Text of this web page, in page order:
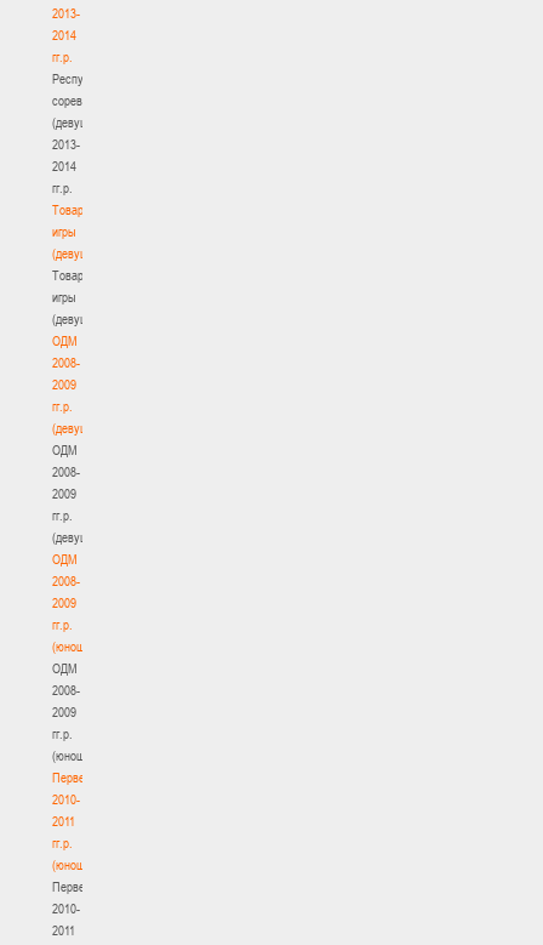
2013-
2014
гг.р.
Республиканские
соревнования
(девушки)
2013-
2014
гг.р.
Товарищеские
игры
(девушки)
Товарищеские
игры
(девушки)
ОДМ
2008-
2009
гг.р.
(девушки)
ОДМ
2008-
2009
гг.р.
(девушки)
ОДМ
2008-
2009
гг.р.
(юноши)
ОДМ
2008-
2009
гг.р.
(юноши)
Первенство
2010-
2011
гг.р.
(юноши)
Первенство
2010-
2011